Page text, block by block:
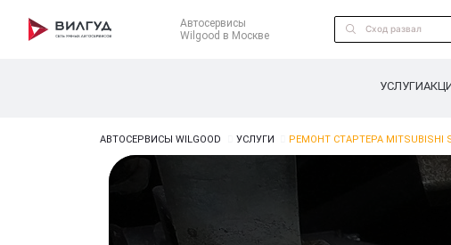
Автосервисы
Wilgood в Москве
УСЛУГИ
АВТОСЕРВИСЫ WILGOOD УСЛУГИ РЕМОНТ СТАРТЕРА MITSUBISHI